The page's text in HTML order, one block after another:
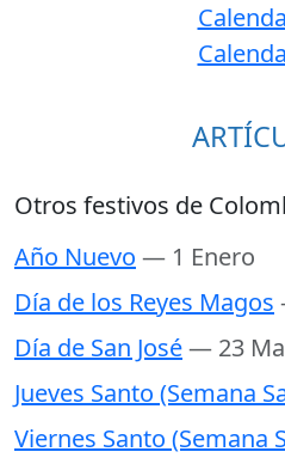
Otros festivos de
Año Nuevo — 1 Enero
Día de los Reyes Magos
Día de San José— 23
Jueves Santo (Semana
Viernes Santo (Semana